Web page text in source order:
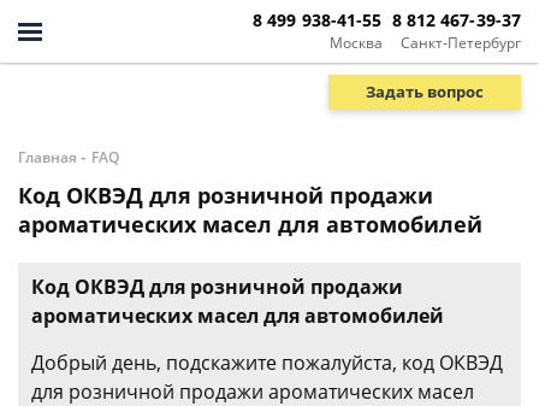
Москва
8 499 938-41-55
Санкт-Петербург
8 812 467-39-37
Задать вопрос
Главная - FAQ
Код ОКВЭД для розничной продажи
ароматических масел для автомобилей
Код ОКВЭД для розничной продажи
ароматических масел для автомобилей
Добрый день, подскажите пожалуйста, код ОКВЭД
для розничной продажи ароматических масел